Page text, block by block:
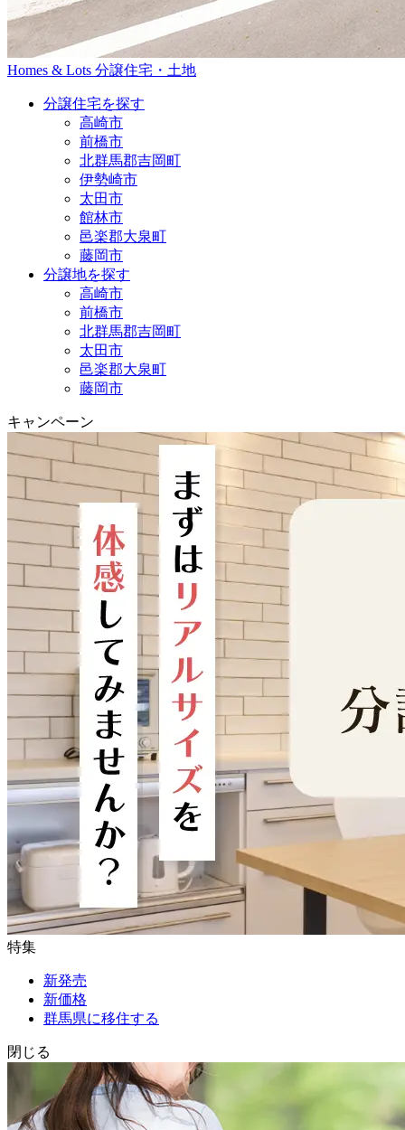
Homes & Lots 分譲住宅・土地
分譲住宅を探す
高崎市
前橋市
北群馬郡吉岡町
伊勢崎市
太田市
館林市
邑楽郡大泉町
藤岡市
分譲地を探す
高崎市
前橋市
北群馬郡吉岡町
太田市
邑楽郡大泉町
藤岡市
キャンペーン
特集
新発売
新価格
群馬県に移住する
閉じる